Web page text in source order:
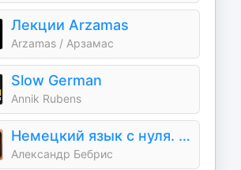
Лекции Arzamas
Arzamas / Арзамас
Slow German
Annik Rubens
Немецкий язык с нуля. Учим немецкий язык по приложению German Galaxy. Уроки
Александр Бебрис